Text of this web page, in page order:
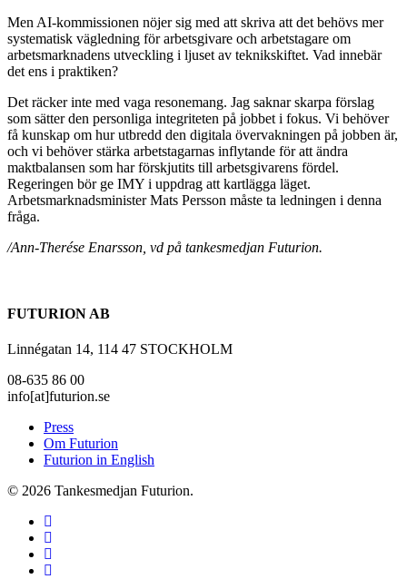
Men AI-kommissionen nöjer sig med att skriva att det behövs mer
systematisk vägledning för arbetsgivare och arbetstagare om
arbetsmarknadens utveckling i ljuset av teknikskiftet. Vad innebär
det ens i praktiken?
Det räcker inte med vaga resonemang. Jag saknar skarpa förslag
som sätter den personliga integriteten på jobbet i fokus. Vi behöver
få kunskap om hur utbredd den digitala övervakningen på jobben är,
och vi behöver stärka arbetstagarnas inflytande för att ändra
maktbalansen som har förskjutits till arbetsgivarens fördel.
Regeringen bör ge IMY i uppdrag att kartlägga läget.
Arbetsmarknadsminister Mats Persson måste ta ledningen i denna
fråga.
/Ann-Therése Enarsson, vd på tankesmedjan Futurion.
FUTURION AB
Linnégatan 14, 114 47 STOCKHOLM
08-635 86 00
info[at]futurion.se
Press
Om Futurion
Futurion in English
© 2026 Tankesmedjan Futurion.
twitter
facebook
linkedin
instagram